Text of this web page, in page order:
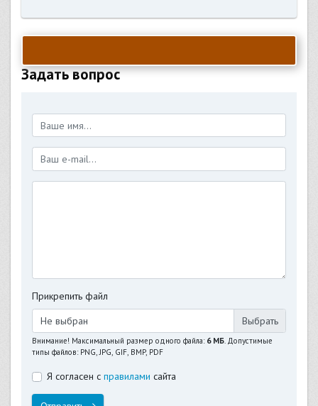
Задать вопрос
Прикрепить файл
Не выбран
Внимание! Максимальный размер одного файла: 6 МБ. Допустимые
типы файлов: PNG, JPG, GIF, BMP, PDF
Я согласен с правилами сайта